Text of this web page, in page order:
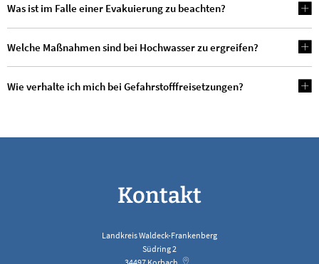
Was ist im Falle einer Evakuierung zu beachten?
Welche Maßnahmen sind bei Hochwasser zu ergreifen?
Wie verhalte ich mich bei Gefahrstofffreisetzungen?
Kontakt
Landkreis Waldeck-Frankenberg
Südring 2